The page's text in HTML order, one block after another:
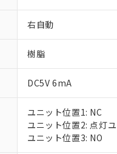
右自動
樹脂
DC5V 6mA
ユニット位置1: NC
ユニット位置2: 点灯
ユニット位置3: NO